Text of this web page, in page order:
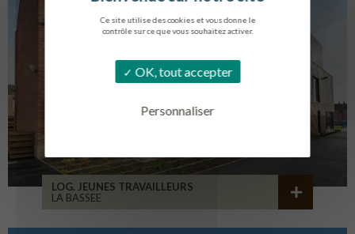
Ce site utilise des cookies et vous donne le
contrôle sur ce que vous souhaitez activer.
OK, tout accepter
Personnaliser
LOG. JEUNES TRAVAILLEURS
LA BASSEE